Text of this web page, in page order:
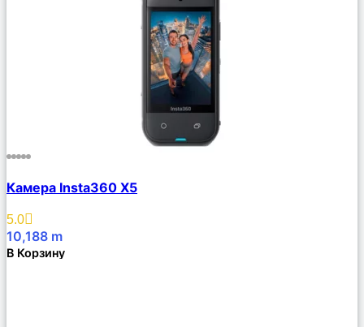
Описание
Избранное
Камера Insta360 X5
5.0
10,188 m
В Корзину